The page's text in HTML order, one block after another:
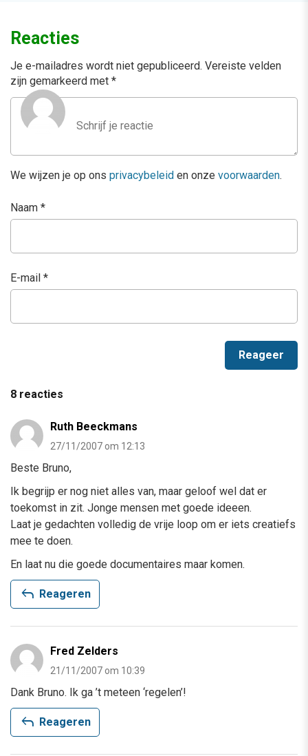
Reacties
Je e-mailadres wordt niet gepubliceerd. Vereiste velden
zijn gemarkeerd met *
We wijzen je op ons privacybeleid en onze voorwaarden.
Naam *
E-mail *
8 reacties
Ruth Beeckmans
27/11/2007 om 12:13
Beste Bruno,
Ik begrijp er nog niet alles van, maar geloof wel dat er
toekomst in zit. Jonge mensen met goede ideeen.
Laat je gedachten volledig de vrije loop om er iets creatiefs
mee te doen.
En laat nu die goede documentaires maar komen.
reply Reageren
Fred Zelders
21/11/2007 om 10:39
Dank Bruno. Ik ga ’t meteen ‘regelen’!
reply Reageren